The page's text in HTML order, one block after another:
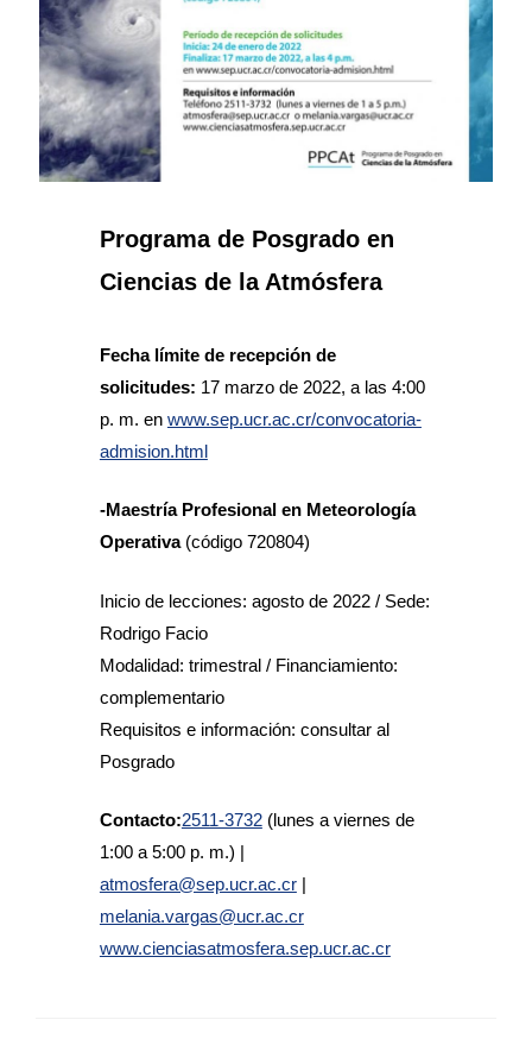
Programa de Posgrado en
Ciencias de la Atmósfera
Fecha límite de recepción de
solicitudes: 17 marzo de 2022, a las 4:00
p. m. en www.sep.ucr.ac.cr/convocatoria-
admision.html
-Maestría Profesional en Meteorología
Operativa(código 720804)
Inicio de lecciones: agosto de 2022 / Sede:
Rodrigo Facio
Modalidad: trimestral / Financiamiento:
complementario
Requisitos e información: consultar al
Posgrado
Contacto:2511-3732(lunes a viernes de
1:00 a 5:00 p. m.) |
atmosfera@sep.ucr.ac.cr|
melania.vargas@ucr.ac.cr
www.cienciasatmosfera.sep.ucr.ac.cr